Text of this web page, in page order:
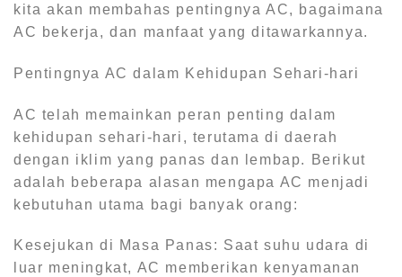
kita akan membahas pentingnya AC, bagaimana
AC bekerja, dan manfaat yang ditawarkannya.
Pentingnya AC dalam Kehidupan Sehari-hari
AC telah memainkan peran penting dalam
kehidupan sehari-hari, terutama di daerah
dengan iklim yang panas dan lembap. Berikut
adalah beberapa alasan mengapa AC menjadi
kebutuhan utama bagi banyak orang:
Kesejukan di Masa Panas: Saat suhu udara di
luar meningkat, AC memberikan kenyamanan